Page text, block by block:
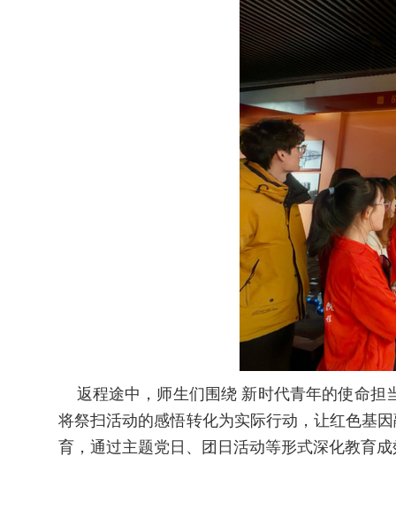
返程途中，师生们围绕 新时代青年的使命担
将祭扫活动的感悟转化为实际行动，让红色基
育，通过主题党日、团日活动等形式深化教育